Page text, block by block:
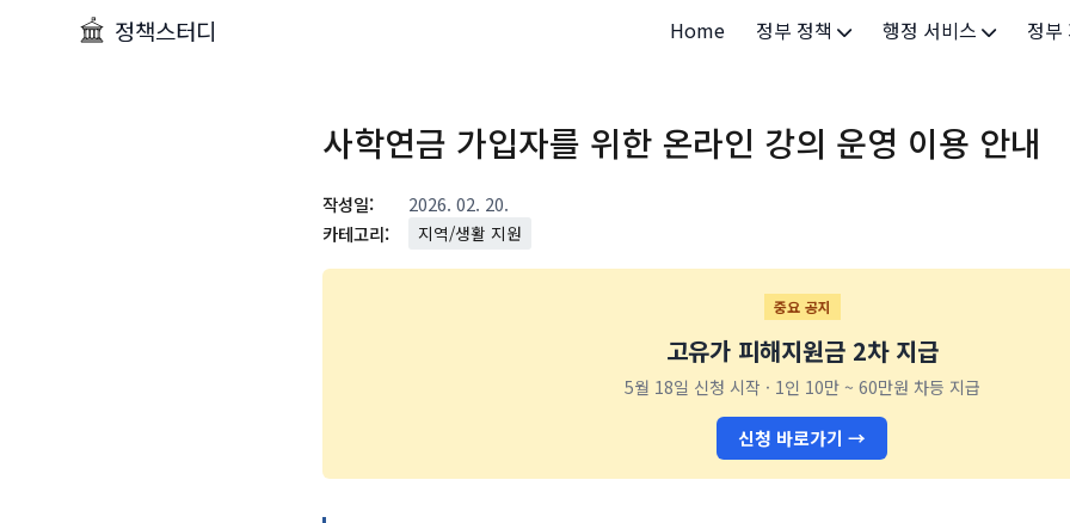
정책스터디 Home 정부 정책
정부 정책
행정 서비스
보조금24
세무/납부
기타 서비스
정
소상
사학연금 가입자를 위한 온라인 강의 운영 이용 안내
작성일:
2026. 02. 20.
카테고리:
지역/생활 지원
중요 공지
고유가 피해지원금 2차 지급
5월 18일 신청 시작 · 1인 10만 ~ 60만원 차등 지급
신청 바로가기 →